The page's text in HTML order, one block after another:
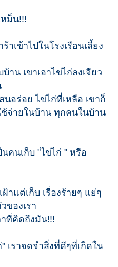
ม็น!!!
าเข้าไปในโรงเรือนเลี้ยง
าน เขาเอาไข่ไก่ลงเจียว
อร่อย ไข่ไก่ที่เหลือ เขาก็
ช้จ่ายในบ้าน ทุกคนในบ้าน
นคนเก็บ "ไข่ไก่ " หรือ
ฝ้าแต่เก็บ เรื่องร้ายๆ แย่ๆ
ของเรา
ที่คิดถึงมัน!!!
เราจดจำสิ่งที่ดีๆที่เกิดใน